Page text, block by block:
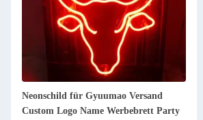
Neonschild für Gyuumao Versand
Custom Logo Name Werbebrett Party